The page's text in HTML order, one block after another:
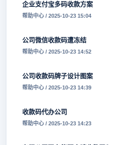
企业支付宝多码收款方案
帮助中心 / 2025-10-23 15:04
公司微信收款码遭冻结
帮助中心 / 2025-10-23 14:52
公司收款码牌子设计图案
帮助中心 / 2025-10-23 14:39
收款码代办公司
帮助中心 / 2025-10-23 14:23